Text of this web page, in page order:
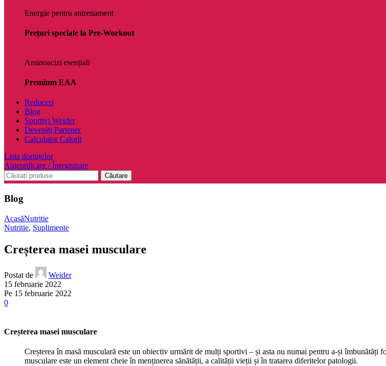
Energie pentru antrenament
Prețuri speciale la Pre-Workout
Aminoacizi esențiali
Premium EAA
Reduceri
Blog
Sportivi Weider
Deveniți Partener
Calculator Calorii
Lista dorințelor
Autentificare / Înregistrare
Căutare
Blog
AcasăNutritie
Nutritie, Suplimente
Creșterea masei musculare
Postat de
Weider
15 februarie 2022
Pe 15 februarie 2022
0
Creșterea masei musculare
Creșterea în masă musculară este un obiectiv urmărit de mulți sportivi – și asta nu numai pentru a-și îmbunătăți
musculare este un element cheie în menținerea sănătății, a calității vieții și în tratarea diferitelor patologii.